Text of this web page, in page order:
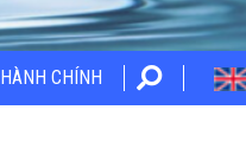
HÀNH CHÍNH